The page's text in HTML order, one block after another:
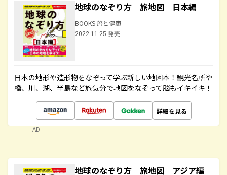
地球のなぞり方 旅地図 日本編
BOOKS 旅と健康
2022.11.25 発売
日本の地形や造形物をなぞって学ぶ新しい地図本！観光名所や
橋、川、湖、半島など旅気分で地図をなぞって脳もイキイキ！
詳細を見る
AD
地球のなぞり方 旅地図 アジア編